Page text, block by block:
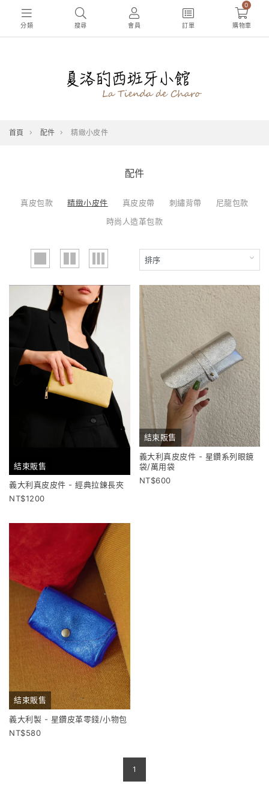
分類 搜尋 會員 訂單
0
購物車
首頁 配件 精緻小皮件
配件
真皮包款 精緻小皮件 真皮皮帶 刺繡背帶
尼龍包款
時尚人造革包款
結束販售
義大利真皮皮件 - 經典拉鍊長夾
1200
結束販售
義大利真皮皮件 - 星鑽系列眼鏡
袋/萬用袋
600
結束販售
義大利製 - 星鑽皮革零錢/小物包
580
1